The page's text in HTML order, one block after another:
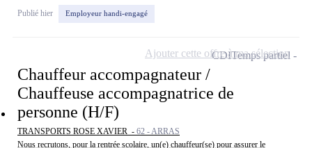
Publié hier Employeur handi-engagé
Chauffeur accompagnateur /
Chauffeuse accompagnatrice de
personne (H/F)
TRANSPORTS ROSE XAVIER - 62 - ARRAS
Nous recrutons, pour la rentrée scolaire, un(e) chauffeur(se) pour assurer le
CDITemps partiel
Ajouter cette offre à ma sélection